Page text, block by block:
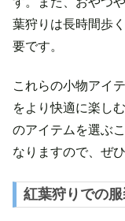
葉狩りは長時間歩
要です。
これらの小物アイ
をより快適に楽し
のアイテムを選ぶ
なりますので、ぜ
紅葉狩りでの